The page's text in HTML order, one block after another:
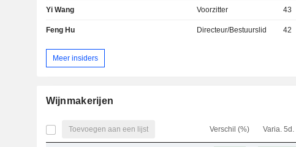
Yi Wang Voorzitter 43
Feng Hu Directeur/Bestuurslid 42
Meer insiders
Wijnmakerijen
Toevoegen aan een lijst Verschil (%) Varia. 5d.